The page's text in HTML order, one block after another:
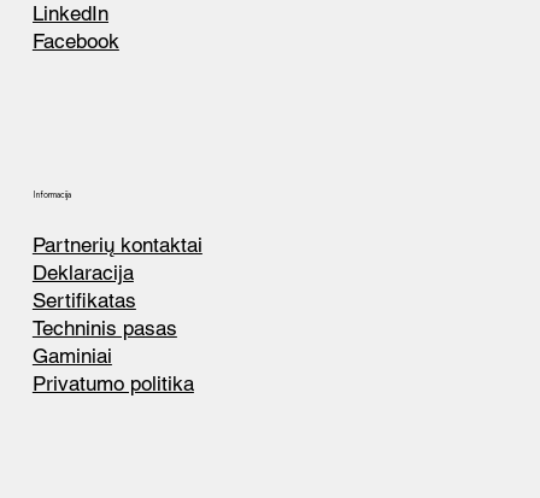
Informacija
Partnerių kontaktai
Deklaracija
Sertifikatas
Techninis pasas
Gaminiai
Privatumo politika
LinkedIn
Facebook